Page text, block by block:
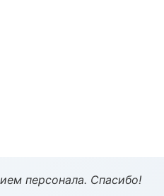
персонала. Спасибо!